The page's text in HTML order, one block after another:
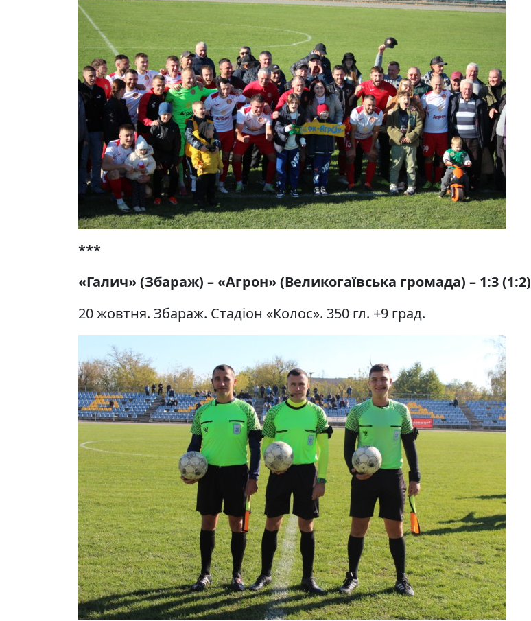
***
«Галич» (Збараж) – «Агрон» (Великогаївська громада) – 1:3 (1:2)
20 жовтня. Збараж. Стадіон «Колос». 350 гл. +9 град.